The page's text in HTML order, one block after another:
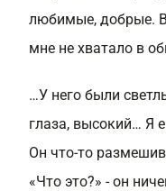
любимые, добрые.
мне не хватало в
…У него были
глаза, высокий… Я
Он что-то
«Что это?» - он